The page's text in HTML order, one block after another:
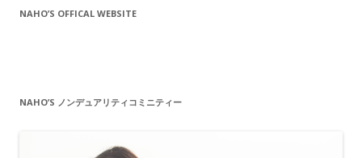
NAHO’S OFFICAL WEBSITE
NAHO’S ノンデュアリティコミニティー